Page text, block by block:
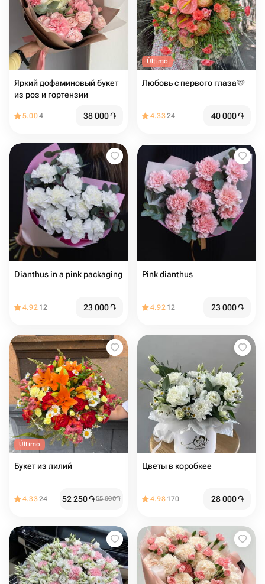
Яркий дофаминовый букет
из роз и гортензии
5.004 38 000֏
Último
Любовь с первого глаза🩷
4.3324 40 000֏
Dianthus in a pink packaging
4.92 12 23 000֏
Pink dianthus
4.92 12 23 000֏
Último
Букет из лилий
4.3324 52 250֏55 000֏
Цветы в коробкее
4.98 170 28 000֏